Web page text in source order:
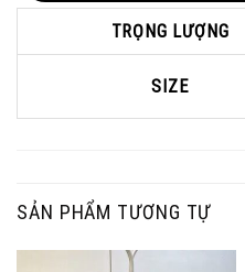
Đánh giá (0)TRỌNG LƯỢNG
SIZE
SẢN PHẨM TƯƠNG TỰ